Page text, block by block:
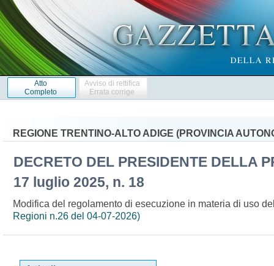
Atto
Completo
Avviso di rettifica
Errata corrige
REGIONE TRENTINO-ALTO ADIGE (PROVINCIA
DECRETO DEL PRESIDENTE DELLA
17 luglio 2025, n. 18
Modifica del regolamento di esecuzione in materia di uso
Regioni n.26 del 04-07-2026)